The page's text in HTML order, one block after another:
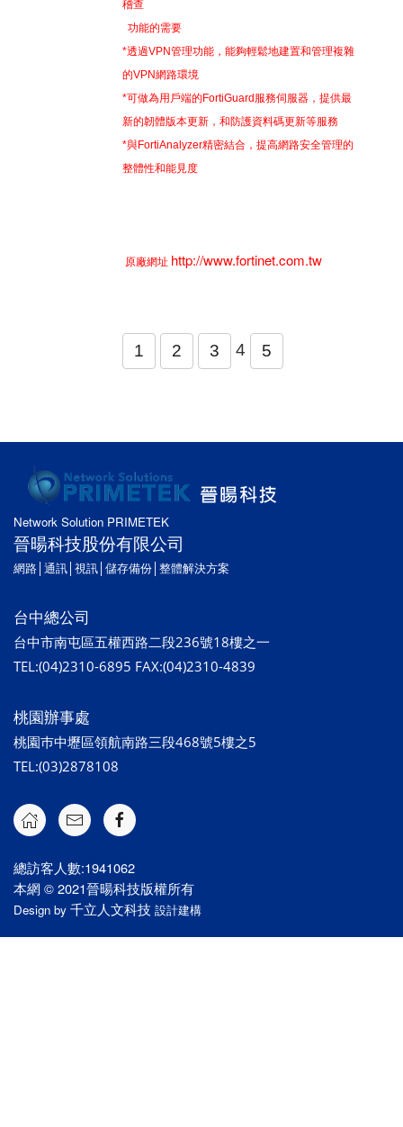
稽查
功能的需要
*透過VPN管理功能，能夠輕鬆地建置和管理複雜
的VPN網路環境
*可做為用戶端的FortiGuard服務伺服器，提供最
新的韌體版本更新，和防護資料碼更新等服務
*與FortiAnalyzer精密結合，提高網路安全管理的
整體性和能見度
原廠網址 http://www.fortinet.com.tw
1 2 3 4 5
Network Solution PRIMETEK
晉暘科技股份有限公司
網路│通訊│視訊│儲存備份│整體解決方案
台中總公司
台中市南屯區五權西路二段236號18樓之一
TEL:(04)2310-6895 FAX:(04)2310-4839
桃園辦事處
桃園巿中壢區領航南路三段468號5樓之5
TEL:(03)2878108
總訪客人數:1941062
本網 © 2021晉暘科技版權所有
Design by 千立人文科技 設計建構